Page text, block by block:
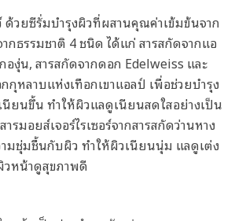
ด้วยซีรั่มบำรุงผิวที่ผสานคุณค่าเข้มข้นจาก
กธรรมชาติ 4 ชนิด ได้แก่ สารสกัดจากแอ
องุ่น, สารสกัดจากดอก Edelweiss และ
กุหลาบแห่งเทือกเขาแอลป์ เพื่อช่วยบำรุง
ยนขึ้น ทำให้ผิวแลดูเนียนสดใสอย่างเป็น
รมอยส์เจอร์ไรเซอร์จากสารสกัดว่านหาง
ามชุ่มชื้นกับผิว ทำให้ผิวเนียนนุ่ม แลดูเต่ง
หน้าดูสุขภาพดี